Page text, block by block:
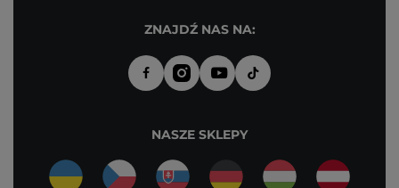
ZNAJDŹ NAS NA:
NASZE SKLEPY